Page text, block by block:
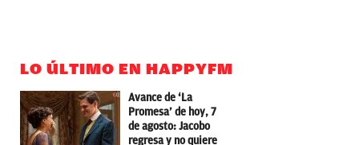
LO ÚLTIMO EN HAPPYFM
Avance de ‘La
Promesa’ de hoy, 7
de agosto: Jacobo
regresa y no quiere